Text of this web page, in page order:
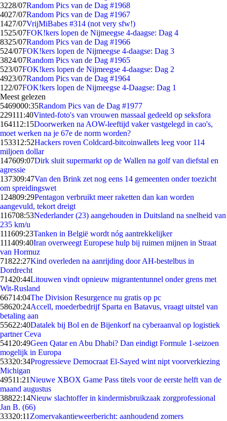
3228/07Random Pics van de Dag #1968
4027/07Random Pics van de Dag #1967
1427/07VrijMiBabes #314 (not very sfw!)
1525/07FOK!kers lopen de Nijmeegse 4-daagse: Dag 4
8325/07Random Pics van de Dag #1966
524/07FOK!kers lopen de Nijmeegse 4-daagse: Dag 3
3824/07Random Pics van de Dag #1965
523/07FOK!kers lopen de Nijmeegse 4-daagse: Dag 2
4923/07Random Pics van de Dag #1964
1 22/07FOK!kers lopen de Nijmeegse 4-Daagse: Dag 1
Meest gelezen
5469000:35Random Pics van de Dag #1977
229111:40Vinted-foto's van vrouwen massaal gedeeld op seksfora
164112:15Doorwerken na AOW-leeftijd vaker vastgelegd in cao's,
moet werken na je 67e de norm worden?
153312:52Hackers roven Coldcard-bitcoinwallets leeg voor 114
miljoen dollar
147609:07Dirk sluit supermarkt op de Wallen na golf van diefstal en
agressie
137309:47Van den Brink zet nog eens 14 gemeenten onder toezicht
om spreidingswet
124809:29Pentagon verbruikt meer raketten dan kan worden
aangevuld, tekort dreigt
116708:53Nederlander (23) aangehouden in Duitsland na snelheid van
235 km/u
111609:23Tanken in België wordt nóg aantrekkelijker
111409:40Iran overweegt Europese hulp bij ruimen mijnen in Straat
van Hormuz
71822:27Kind overleden na aanrijding door AH-bestelbus in
Dordrecht
71420:44Litouwen vindt opnieuw migrantentunnel onder grens met
Wit-Rusland
66714:04The Division Resurgence nu gratis op pc
58620:24Accell, moederbedrijf Sparta en Batavus, vraagt uitstel van
betaling aan
55622:40Datalek bij Bol en de Bijenkorf na cyberaanval op logistiek
partner Ceva
541 20:49Geen Qatar en Abu Dhabi? Dan eindigt Formule 1-seizoen
mogelijk in Europa
53320:34Progressieve Democraat El-Sayed wint nipt voorverkiezing
Michigan
49511:21Nieuwe XBOX Game Pass titels voor de eerste helft van de
maand augustus
38822:14Nieuw slachtoffer in kindermisbruikzaak zorgprofessional
Jan B. (66)
33320:11 Zomervakantieweerbericht: aanhoudend zomers